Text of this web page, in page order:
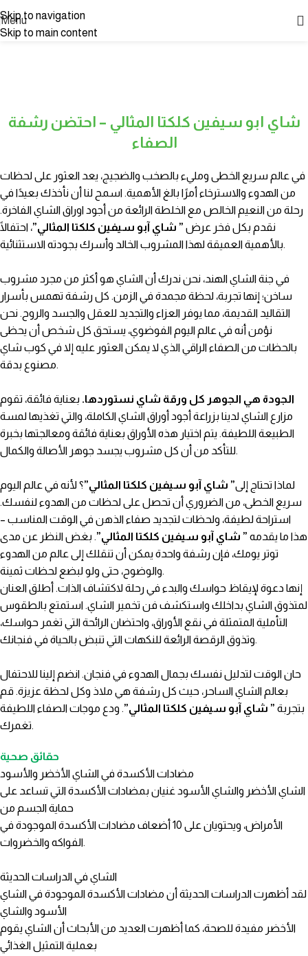
Skip to navigation
Skip to main content
Menu
شاي ابو سيفين كلكتا المثالي – احتضن رشفة
الصفاء
في عالم سريع الخطى ومليء بالصخب والضجيج، يعد العثور على لحظات
من الهدوء والاسترخاء أمرًا بالغ الأهمية. اسمح لنا أن نأخذك بعيدًا في
رحلة من النعيم الخالص مع الخلطة الرائعة من أجود اوراق الشاي الفاخرة.
نقدم بكل فخر عرض ” شاي آبو سيفين كلكتا المثالي”، احتفالًا
بالأهمية العميقة لهذا المشروب الخالد وأسرك بجودته الاستثنائية.
في جنة الشاي الهند، نحن ندرك أن الشاي هو أكثر من مجرد مشروب
ساخن؛ إنها تجربة، لحظة مجمدة في الزمن. كل رشفة تهمس بأسرار
التقاليد القديمة، مما يوفر العزاء والتجديد للعقل والجسد والروح. نحن
نؤمن أنه في عالم اليوم الفوضوي، يستحق كل شخص أن يحظى
بالحظات من الصفاء الراقي الذي لا يمكن العثور عليه إلا في كوب شاي
مصنوع بدقة.
الجودة هي الجوهر كل ورقة شاي نستوردها. بعناية فائقة، تقوم
مزارع الشاي لدينا بزراعة أجود أوراق الشاي الكاملة، والتي تغذيها لمسة
الطبيعة اللطيفة. يتم اختيار هذه الأوراق بعناية فائقة ومعالجتها بخبرة
للتأكد من أن كل مشروب يجسد جوهر الأصالة والكمال.
لماذا تحتاج إلى” شاي آبو سيفين كلكتا المثالي”؟ لأنه في عالم اليوم
سريع الخطى، من الضروري أن تحصل على لحظات من الهدوء لنفسك.
استراحة لطيفة، ولحظات لتجديد صفاء الذهن في الوقت المناسب –
هذا ما يقدمه ” شاي آبو سيفين كلكتا المثالي”. بغض النظر عن مدى
توتر يومك، فإن رشفة واحدة يمكن أن تنقلك إلى عالم من الهدوء
والوضوح، حتى ولو لبضع لحظات ثمينة.
إنها دعوة لإيقاظ حواسك والبدء في رحلة لاكتشاف الذات. أطلق العنان
لمتذوق الشاي بداخلك واستكشف فن تخمير الشاي. استمتع بالطقوس
التأملية المتمثلة في نقع الأوراق، واحتضان الرائحة التي تغمر حواسك،
وتذوق الرقصة الرائعة للنكهات التي تنبض بالحياة في فنجانك.
حان الوقت لتدليل نفسك بجمال الهدوء في فنجان. انضم إلينا للاحتفال
بعالم الشاي الساحر، حيث كل رشفة هي ملاذ وكل لحظة عزيزة. قم
بتجربة ” شاي آبو سيفين كلكتا المثالي”. ودع موجات الصفاء اللطيفة
تغمرك.
حقائق صحية
مضادات الأكسدة في الشاي الأخضر والأسود
الشاي الأخضر والشاي الأسود غنيان بمضادات الأكسدة التي تساعد على
حماية الجسم من
الأمراض، ويحتويان على 10 أضعاف مضادات الأكسدة الموجودة في
الفواكه والخضروات.
الشاي في الدراسات الحديثة
لقد أظهرت الدراسات الحديثة أن مضادات الأكسدة الموجودة في الشاي
الأسود والشاي
الأخضر مفيدة للصحة، كما أظهرت العديد من الأبحاث أن الشاي يقوم
بعملية التمثيل الغذائي